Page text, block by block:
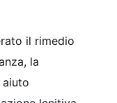
il rimedio
la
aiuto